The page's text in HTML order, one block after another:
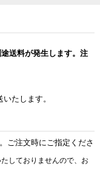
送料が発生します。注
たします。
ご注文時にご指定くださ
しておりませんので、お